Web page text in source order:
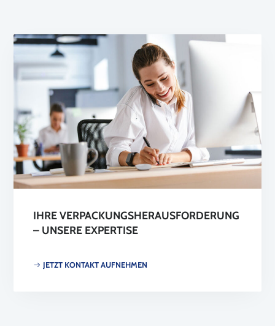
IHRE VERPACKUNGSHERAUSFORDERUNG
– UNSERE EXPERTISE
JETZT KONTAKT AUFNEHMEN